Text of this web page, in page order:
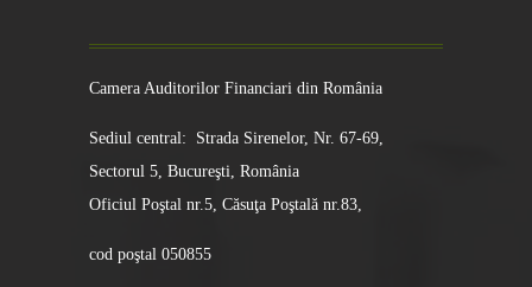
Camera Auditorilor Financiari din România
Sediul central: Strada Sirenelor, Nr. 67-69,
Sectorul 5, Bucureşti, România
Oficiul Poştal nr.5, Căsuţa Poştală nr.83,
cod poştal 050855